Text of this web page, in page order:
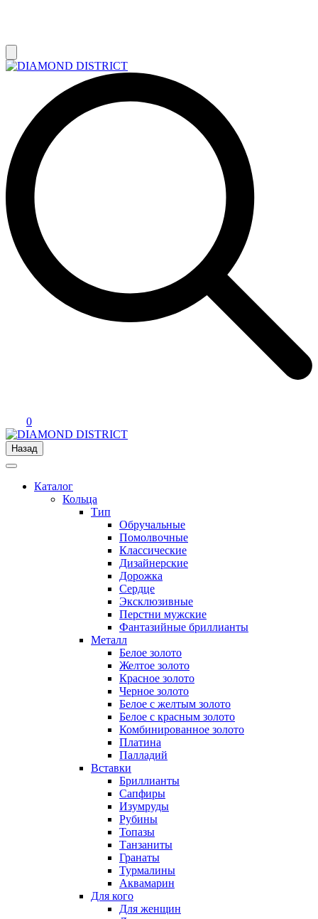
0
Назад
Каталог
Кольца
Тип
Обручальные
Помолвочные
Классические
Дизайнерские
Дорожка
Сердце
Эксклюзивные
Перстни мужские
Фантазийные бриллианты
Металл
Белое золото
Желтое золото
Красное золото
Черное золото
Белое с желтым золото
Белое с красным золото
Комбинированное золото
Платина
Палладий
Вставки
Бриллианты
Сапфиры
Изумруды
Рубины
Топазы
Танзаниты
Гранаты
Турмалины
Аквамарин
Для кого
Для женщин